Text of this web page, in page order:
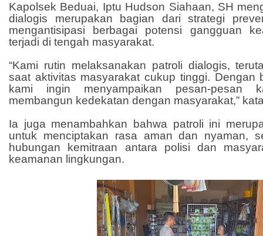
Kapolsek Beduai, Iptu Hudson Siahaan, SH
dialogis merupakan bagian dari strategi
mengantisipasi berbagai potensi gangguan
terjadi di tengah masyarakat.
“Kami rutin melaksanakan patroli dialogis,
saat aktivitas masyarakat cukup tinggi. Dengan
kami ingin menyampaikan pesan-pesan
membangun kedekatan dengan masyarakat,”
Ia juga menambahkan bahwa patroli ini
untuk menciptakan rasa aman dan nyaman,
hubungan kemitraan antara polisi dan
keamanan lingkungan.